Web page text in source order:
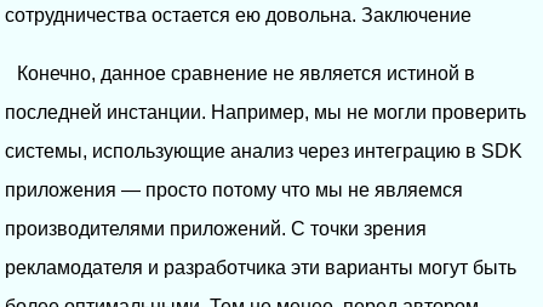
сотрудничества остается ею довольна. Заключение
Конечно, данное сравнение не является истиной в
последней инстанции. Например, мы не могли проверить
системы, использующие анализ через интеграцию в SDK
приложения — просто потому что мы не являемся
производителями приложений. С точки зрения
рекламодателя и разработчика эти варианты могут быть